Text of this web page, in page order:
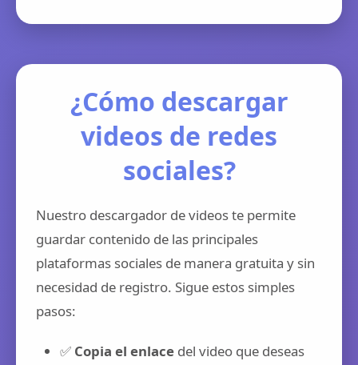
¿Cómo descargar
videos de redes
sociales?
Nuestro descargador de videos te permite
guardar contenido de las principales
plataformas sociales de manera gratuita y sin
necesidad de registro. Sigue estos simples
pasos:
✅ Copia el enlace del video que deseas